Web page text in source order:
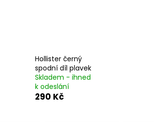
Hollister černý
spodní díl plavek
Skladem - ihned
k odeslání
290 Kč